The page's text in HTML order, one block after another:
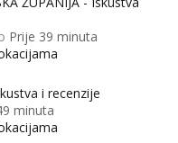
Prije 39 minuta
i recenzije
minuta